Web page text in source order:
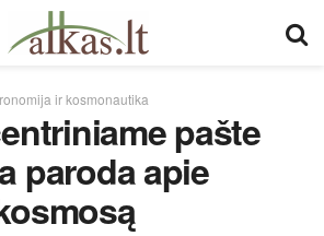
ir kosmonautika
pašte
paroda apie